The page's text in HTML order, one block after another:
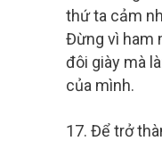
thứ ta cảm
Đừng vì ham
đôi giày mà
của mình.
17. Để trở